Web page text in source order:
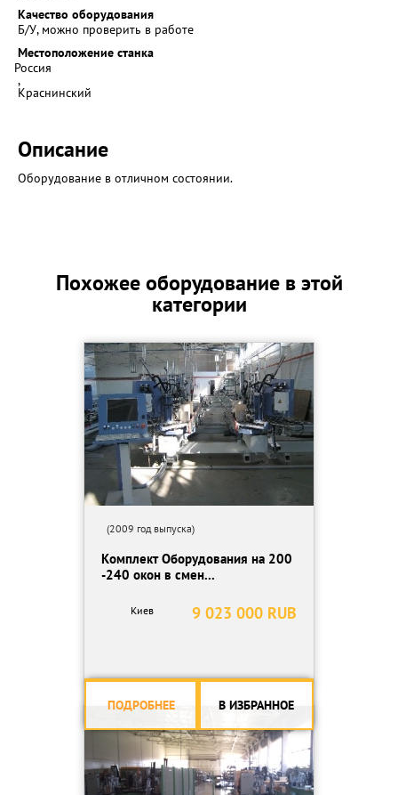
Качество оборудования
Б/У, можно проверить в работе
Местоположение станка
Россия
,
Краснинский
Описание
Оборудование в отличном состоянии.
Похожее оборудование в этой
категории
(2009 год выпуска)
Комплект Оборудования на 200
-240 окон в смен...
9 023 000 RUB
Киев
ПОДРОБНЕЕ В ИЗБРАННОЕ